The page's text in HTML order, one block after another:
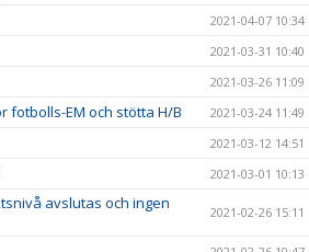
2021-04-07 10:34
2021-03-31 10:40
2021-03-26 11:09
fotbolls-EM och stötta H/B 2021-03-24 11:49
2021-03-12 14:51
2021-03-01 10:13
avslutas och ingen
2021-02-26 15:11